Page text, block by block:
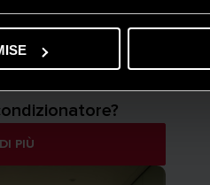
PIÙ